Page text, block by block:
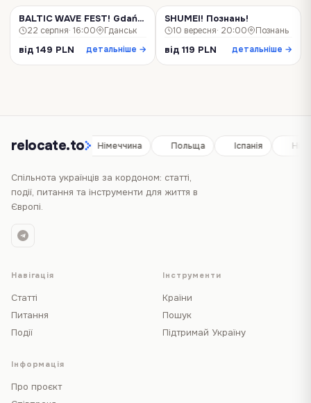
КОНЦЕРТ BALTIC WAVE FEST! Gdańsk!
22 серпня· 16:00 Гданськ
від 149 PLN детальніше →
КОНЦЕРТ
SHUMEI! Познань!
10 вересня· 20:00 Познань
від 119 PLN детальніше →
relocate.to
Іспанія Німеччина Польща Іспанія
Спільнота українців за кордоном: статті,
події, питання та інструменти для життя в
Європі.
Навігація
Статті
Питання
Події
Інструменти
Країни
Пошук
Підтримай Україну
Інформація
Про проєкт